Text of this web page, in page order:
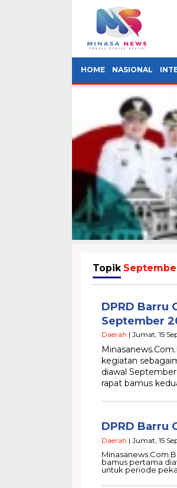
HOME NASIONAL
Topik
DPRD Barru
September
Daerah | Jumat, 15
kegiatan
diawal
rapat bamus
DPRD Barru
Daerah | Jumat, 15
bamus pertama
untuk periode